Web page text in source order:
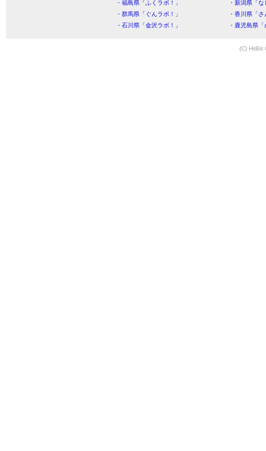
・福島県「ふくラボ！」
・新潟県「
・群馬県「ぐんラボ！」
・香川県「
・石川県「金沢ラボ！」
・鹿児島県
(C) HitBit